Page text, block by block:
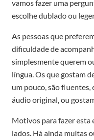
vamos fazer uma
escolhe dublado ou
As pessoas que
dificuldade de
simplesmente querem
língua. Os que gostam
um pouco, são
áudio original, ou
Motivos para fazer esta
lados. Há ainda muitas